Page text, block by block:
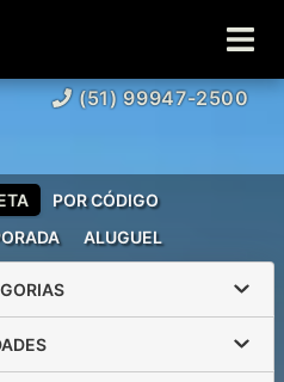
(51) 99947-2500
ALUGUEL
POR CÓDIGO